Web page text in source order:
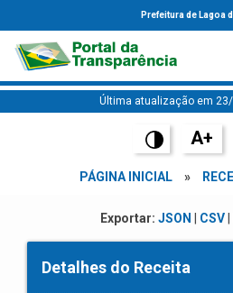
Prefeitura de Lagoa
Última atualização em
A+
PÁGINA INICIAL »
Exportar: JSON CSV|
Detalhes do Receita